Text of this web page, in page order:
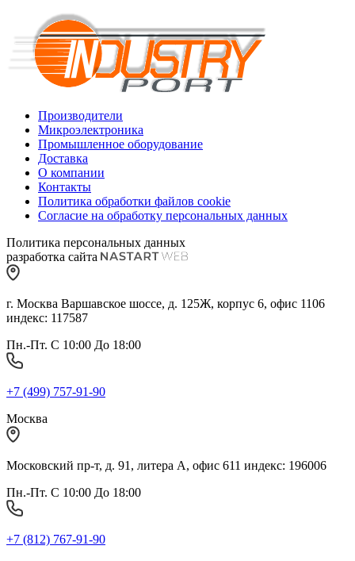
Производители
Микроэлектроника
Промышленное оборудование
Доставка
О компании
Контакты
Политика обработки файлов cookie
Согласие на обработку персональных данных
Политика персональных данных
разработка сайта
г. Москва Варшавское шоссе, д. 125Ж, корпус 6, офис 1106
индекс: 117587
Пн.-Пт. С 10:00 До 18:00
+7 (499) 757-91-90
Москва
Московский пр-т, д. 91, литера А, офис 611 индекс: 196006
Пн.-Пт. С 10:00 До 18:00
+7 (812) 767-91-90